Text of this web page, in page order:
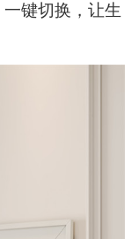
一键切换，让生